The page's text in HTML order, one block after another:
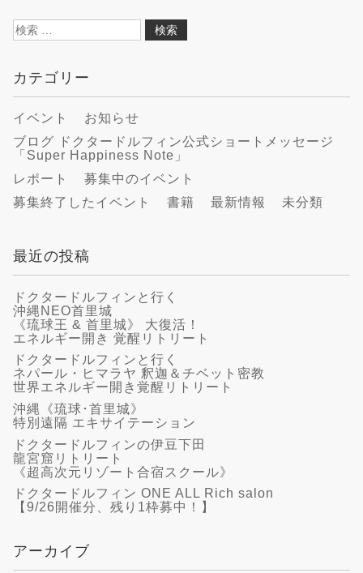
検
カテゴリー
イベント
お知らせ
ブログ ドクタードルフィン公式ショートメッセージ
「Super Happiness Note」
レポート
募集中のイベント
募集終了したイベント
書籍 最新情報 未分類
最近の投稿
ドクタードルフィンと行く
沖縄NEO首里城
《琉球王 & 首里城》 大復活！
エネルギー開き 覚醒リトリート
ドクタードルフィンと行く
ネパール・ヒマラヤ 釈迦＆チベット密教
世界エネルギー開き覚醒リトリート
沖縄《琉球･首里城》
特別遠隔 エキサイテーション
ドクタードルフィンの伊豆下田
龍宮窟リトリート
《超高次元リゾート合宿スクール》
ドクタードルフィン ONE ALL Rich salon
【9/26開催分、残り1枠募中！】
アーカイブ